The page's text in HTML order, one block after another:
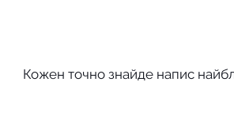
Кожен точно знайде напис